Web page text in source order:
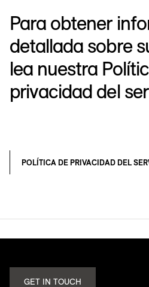
Para obtener
detallada sobre
lea nuestra
privacidad del
POLÍTICA DE PRIVACIDAD DEL
GET IN TOUCH